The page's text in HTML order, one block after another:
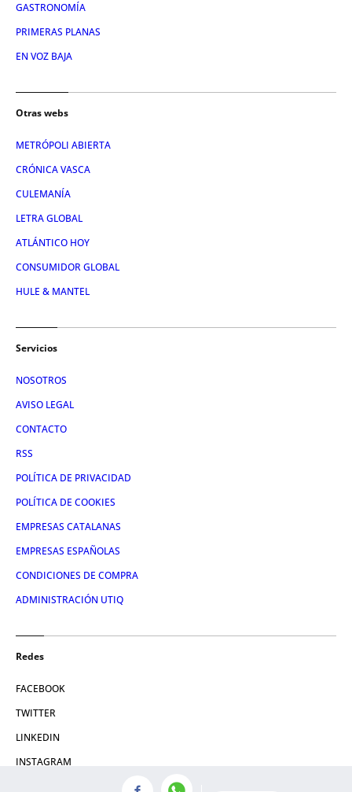
GASTRONOMÍA
PRIMERAS PLANAS
EN VOZ BAJA
Otras webs
METRÓPOLI ABIERTA
CRÓNICA VASCA
CULEMANÍA
LETRA GLOBAL
ATLÁNTICO HOY
CONSUMIDOR GLOBAL
HULE & MANTEL
Servicios
NOSOTROS
AVISO LEGAL
CONTACTO
RSS
POLÍTICA DE PRIVACIDAD
POLÍTICA DE COOKIES
EMPRESAS CATALANAS
EMPRESAS ESPAÑOLAS
CONDICIONES DE COMPRA
ADMINISTRACIÓN UTIQ
Redes
FACEBOOK
TWITTER
LINKEDIN
INSTAGRAM